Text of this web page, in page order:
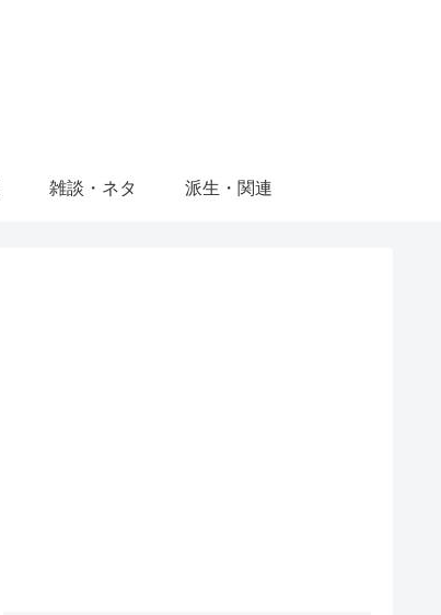
雑談・ネタ 派生・関連